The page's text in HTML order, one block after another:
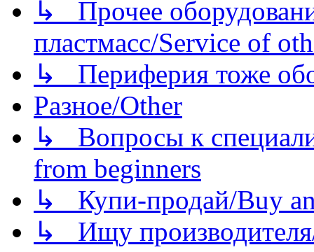
↳ Прочее
пластмасс/Service of
↳ Периферия тоже
Разное/Other
↳ Вопросы к
from beginners
↳ Купи-продай/Buy
↳ Ищу